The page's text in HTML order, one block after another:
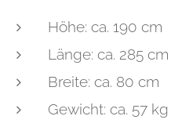
Höhe: ca. 190 cm
Länge: ca. 285 cm
Breite: ca. 80 cm
Gewicht: ca. 57 kg